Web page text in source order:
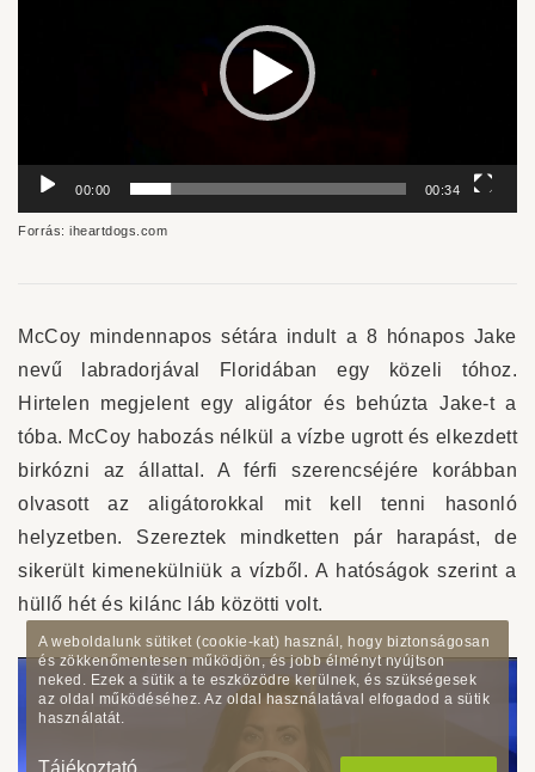
00:00 00:34
Forrás: iheartdogs.com
McCoy mindennapos sétára indult a 8 hónapos Jake
nevű labradorjával Floridában egy közeli tóhoz.
Hirtelen megjelent egy aligátor és behúzta Jake-t a
tóba. McCoy habozás nélkül a vízbe ugrott és elkezdett
birkózni az állattal. A férfi szerencséjére korábban
olvasott az aligátorokkal mit kell tenni hasonló
helyzetben. Szereztek mindketten pár harapást, de
sikerült kimenekülniük a vízből. A hatóságok szerint a
hüllő hét és kilánc láb közötti volt.
Videólejátszó
A weboldalunk sütiket (cookie-kat) használ, hogy biztonságosan
és zökkenőmentesen működjön, és jobb élményt nyújtson
neked. Ezek a sütik a te eszközödre kerülnek, és szükségesek
az oldal működéséhez. Az oldal használatával elfogadod a sütik
használatát.
Tájékoztató